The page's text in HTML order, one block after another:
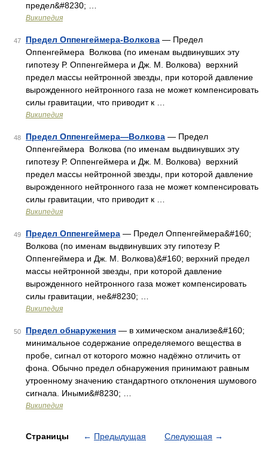
предел&#8230; …
Википедия
47 Предел Оппенгеймера-Волкова — Предел
Оппенгеймера Волкова (по именам выдвинувших эту
гипотезу Р. Оппенгеймера и Дж. М. Волкова) верхний
предел массы нейтронной звезды, при которой давление
вырожденного нейтронного газа не может компенсировать
силы гравитации, что приводит к …
Википедия
48 Предел Оппенгеймера—Волкова — Предел
Оппенгеймера Волкова (по именам выдвинувших эту
гипотезу Р. Оппенгеймера и Дж. М. Волкова) верхний
предел массы нейтронной звезды, при которой давление
вырожденного нейтронного газа не может компенсировать
силы гравитации, что приводит к …
Википедия
49 Предел Оппенгеймера — Предел Оппенгеймера&#160;
Волкова (по именам выдвинувших эту гипотезу Р.
Оппенгеймера и Дж. М. Волкова)&#160; верхний предел
массы нейтронной звезды, при которой давление
вырожденного нейтронного газа может компенсировать
силы гравитации, не&#8230; …
Википедия
50 Предел обнаружения — в химическом анализе&#160;
минимальное содержание определяемого вещества в
пробе, сигнал от которого можно надёжно отличить от
фона. Обычно предел обнаружения принимают равным
утроенному значению стандартного отклонения шумового
сигнала. Иными&#8230; …
Википедия
Страницы ← Предыдущая Следующая →